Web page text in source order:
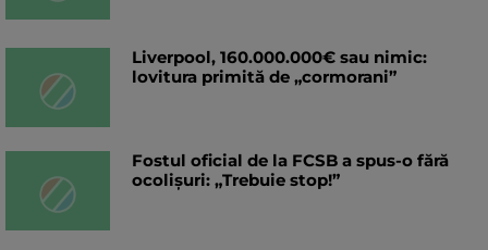
Liverpool, 160.000.000€ sau nimic:
lovitura primită de „cormorani”
Fostul oficial de la FCSB a spus-o fără
ocolișuri: „Trebuie stop!”